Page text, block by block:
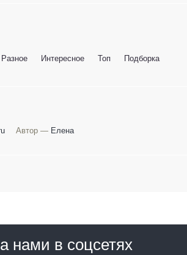
Разное Интересное Топ Подборка
Автор — Елена
нами в соцсетях